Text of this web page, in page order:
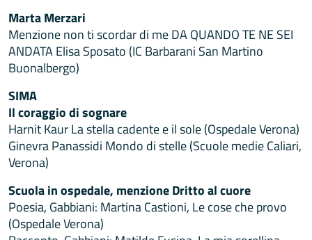
Marta Merzari
Menzione non ti scordar di me DA QUANDO TE NE SEI
ANDATA Elisa Sposato (IC Barbarani San Martino
Buonalbergo)
SIMA
Il coraggio di sognare
Harnit Kaur La stella cadente e il sole (Ospedale Verona)
Ginevra Panassidi Mondo di stelle (Scuole medie Caliari,
Verona)
Scuola in ospedale, menzione Dritto al cuore
Poesia, Gabbiani: Martina Castioni, Le cose che provo
(Ospedale Verona)